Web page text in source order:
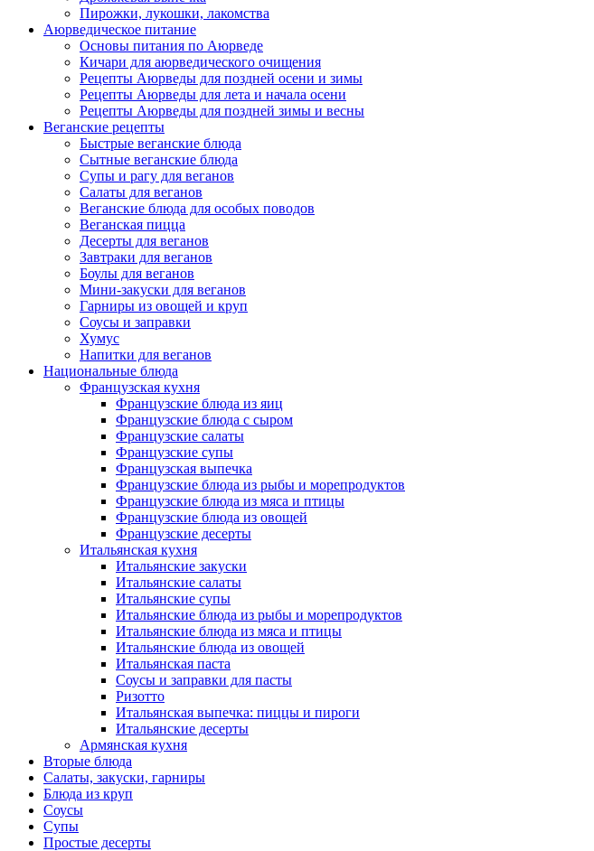
Пирожки, лукошки, лакомства
Аюрведическое питание
Основы питания по Аюрведе
Кичари для аюрведического очищения
Рецепты Аюрведы для поздней осени и зимы
Рецепты Аюрведы для лета и начала осени
Рецепты Аюрведы для поздней зимы и весны
Веганские рецепты
Быстрые веганские блюда
Сытные веганские блюда
Супы и рагу для веганов
Салаты для веганов
Веганские блюда для особых поводов
Веганская пицца
Десерты для веганов
Завтраки для веганов
Боулы для веганов
Мини-закуски для веганов
Гарниры из овощей и круп
Соусы и заправки
Хумус
Напитки для веганов
Национальные блюда
Французская кухня
Французские блюда из яиц
Французские блюда с сыром
Французские салаты
Французские супы
Французская выпечка
Французские блюда из рыбы и морепродуктов
Французские блюда из мяса и птицы
Французские блюда из овощей
Французские десерты
Итальянская кухня
Итальянские закуски
Итальянские салаты
Итальянские супы
Итальянские блюда из рыбы и морепродуктов
Итальянские блюда из мяса и птицы
Итальянские блюда из овощей
Итальянская паста
Соусы и заправки для пасты
Ризотто
Итальянская выпечка: пиццы и пироги
Итальянские десерты
Армянская кухня
Вторые блюда
Салаты, закуски, гарниры
Блюда из круп
Соусы
Супы
Простые десерты